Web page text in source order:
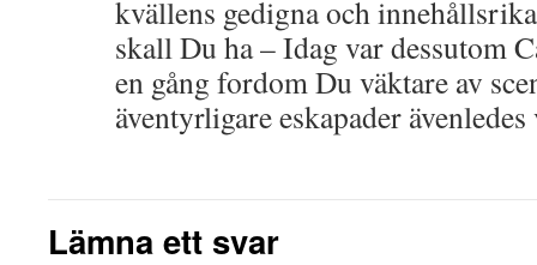
kvällens gedigna och
skall Du ha – Idag var dessutom
en gång fordom Du väktare av
äventyrligare eskapader
Lämna ett svar